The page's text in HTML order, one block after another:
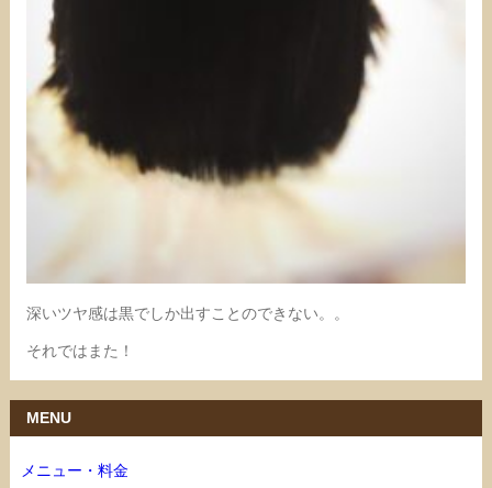
深いツヤ感は黒でしか出すことのできない。。
それではまた！
MENU
メニュー・料金